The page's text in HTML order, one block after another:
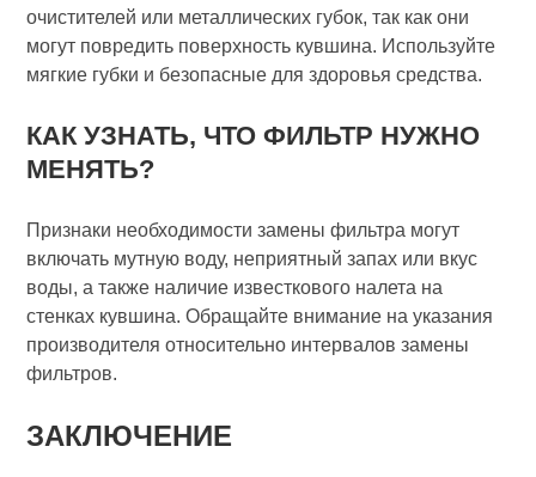
очистителей или металлических губок, так как они
могут повредить поверхность кувшина. Используйте
мягкие губки и безопасные для здоровья средства.
КАК УЗНАТЬ, ЧТО ФИЛЬТР НУЖНО
МЕНЯТЬ?
Признаки необходимости замены фильтра могут
включать мутную воду, неприятный запах или вкус
воды, а также наличие известкового налета на
стенках кувшина. Обращайте внимание на указания
производителя относительно интервалов замены
фильтров.
ЗАКЛЮЧЕНИЕ